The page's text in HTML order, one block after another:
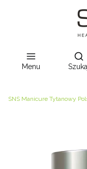
Menu
SNS Manicure Tytanowy